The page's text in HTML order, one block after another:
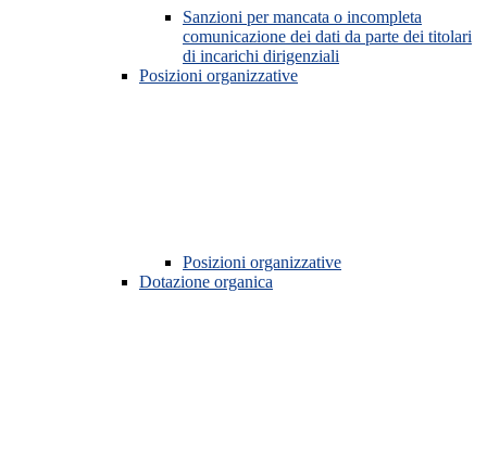
Sanzioni per mancata o incompleta
comunicazione dei dati da parte dei titolari
di incarichi dirigenziali
Posizioni organizzative
Posizioni organizzative
Dotazione organica